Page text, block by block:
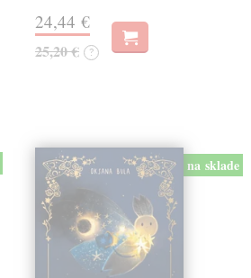
24,44 €
25,20 € ?
na sklade